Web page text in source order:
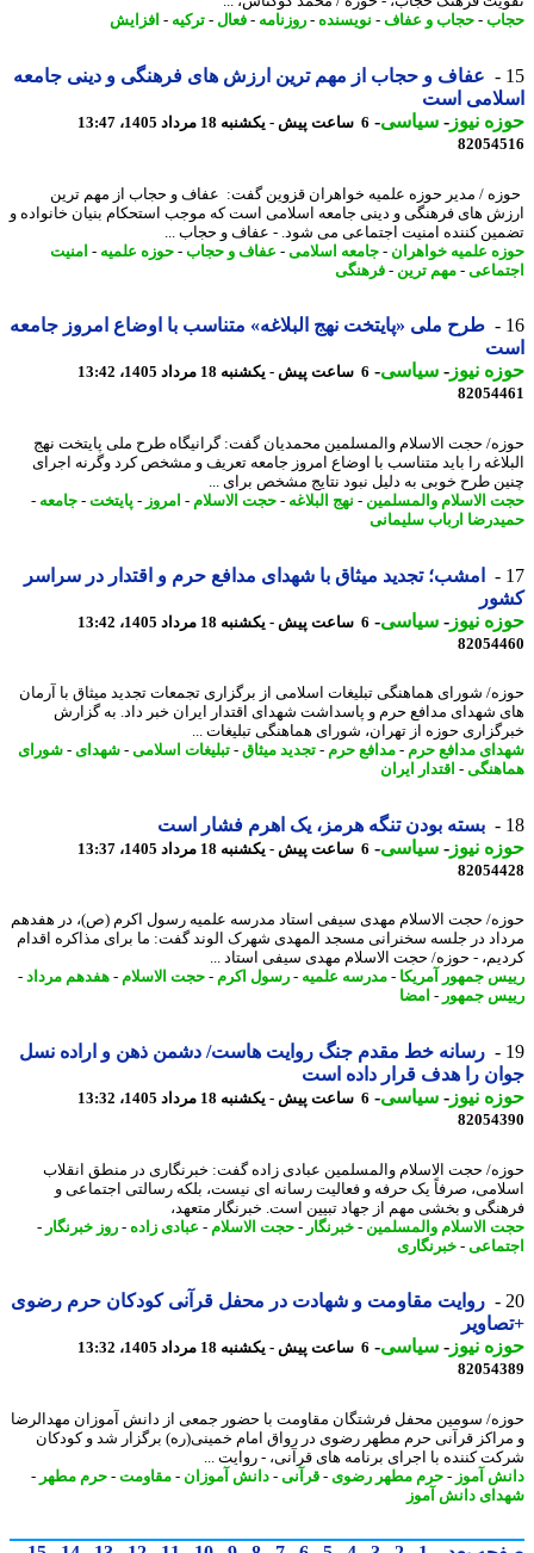
-حجاب و عفاف-نویسنده-روزنامه -فعال-ترکیه-افزایش
عفاف و حجاب از مهم ترین ارزش های فرهنگی و دینی جامعه
است
نیوز-سیاسی-6 ساعت پیش - یکشنبه 18 مرداد 1405، 13:47
/ مدیر حوزه علمیه خواهران قزوین گفت: عفاف و حجاب از مهم ترین
های فرهنگی و دینی جامعه اسلامی است که موجب استحکام بنیان خانواده و
کننده امنیت اجتماعی می شود. - عفاف و حجاب ...
علمیه خواهران- جامعه اسلامی-عفاف و حجاب-حوزه علمیه-امنیت
-مهم ترین- فرهنگی
طرح ملی «پایتخت نهج البلاغه» متناسب با اوضاع امروز جامعه
نیوز-سیاسی-6 ساعت پیش - یکشنبه 18 مرداد 1405، 13:42
حجت الاسلام والمسلمین محمدیان گفت: گرانیگاه طرح ملی پایتخت نهج
را باید متناسب با اوضاع امروز جامعه تعریف و مشخص کرد وگرنه اجرای
طرح خوبی به دلیل نبود نتایج مشخص برای ...
الاسلام والمسلمین-نهج البلاغه-حجت الاسلام-امروز- پایتخت-جامعه-
ارباب سلیمانی
امشب؛ تجدید میثاق با شهدای مدافع حرم و اقتدار در سراسر
نیوز-سیاسی-6 ساعت پیش - یکشنبه 18 مرداد 1405، 13:42
شورای هماهنگی تبلیغات اسلامی از برگزاری تجمعات تجدید میثاق با آرمان
شهدای مدافع حرم و پاسداشت شهدای اقتدار ایران خبر داد. به گزارش
حوزه از تهران، شورای هماهنگی تبلیغات ...
مدافع حرم -مدافع حرم -تجدید میثاق-تبلیغات اسلامی-شهدای- شورای
-اقتدار ایران
بسته بودن تنگه هرمز، یک اهرم فشار است
نیوز-سیاسی-6 ساعت پیش - یکشنبه 18 مرداد 1405، 13:37
حجت الاسلام مهدی سیفی استاد مدرسه علمیه رسول اکرم (ص)، در هفدهم
در جلسه سخنرانی مسجد المهدی شهرک الوند گفت: ما برای مذاکره اقدام
- حوزه/ حجت الاسلام مهدی سیفی استاد ...
جمهور آمریکا- مدرسه علمیه-رسول اکرم -حجت الاسلام-هفدهم مرداد-
جمهور-امضا
رسانه خط مقدم جنگ روایت هاست/ دشمن ذهن و اراده نسل
را هدف قرار داده است
نیوز-سیاسی-6 ساعت پیش - یکشنبه 18 مرداد 1405، 13:32
حجت الاسلام والمسلمین عبادی زاده گفت: خبرنگاری در منطق انقلاب
صرفاً یک حرفه و فعالیت رسانه ای نیست، بلکه رسالتی اجتماعی و
و بخشی مهم از جهاد تبیین است. خبرنگار متعهد،
الاسلام والمسلمین-خبرنگار -حجت الاسلام-عبادی زاده - روز خبرنگار -
-خبرنگاری
روایت مقاومت و شهادت در محفل قرآنی کودکان حرم رضوی
نیوز-سیاسی-6 ساعت پیش - یکشنبه 18 مرداد 1405، 13:32
سومین محفل فرشتگان مقاومت با حضور جمعی از دانش آموزان مهدالرضا
قرآنی حرم مطهر رضوی در رواق امام خمینی(ره) برگزار شد و کودکان
کننده با اجرای برنامه های قرآنی، - روایت ...
آموز -حرم مطهر رضوی-قرآنی- دانش آموزان- مقاومت-حرم مطهر-
دانش آموز